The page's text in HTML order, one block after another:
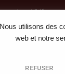
Nous utilisons des
web et notre
REFUSER
Jeux Vidéo